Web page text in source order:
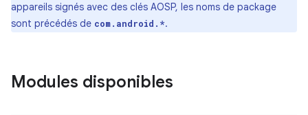
appareils signés avec des clés AOSP, les noms de package
sont précédés de com.android.*.
Modules disponibles